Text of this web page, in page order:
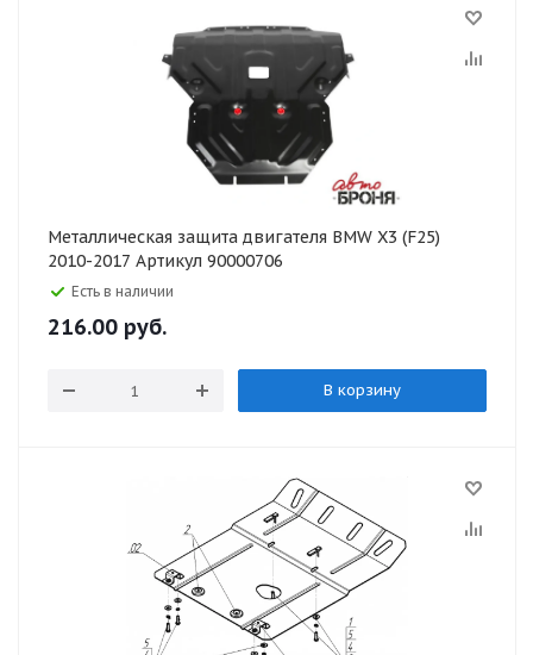
Металлическая защита двигателя BMW X3 (F25)
2010-2017 Артикул 90000706
Есть в наличии
216.00 руб.
В корзину